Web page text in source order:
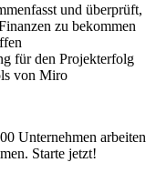
und überprüft,
zu bekommen
für den Projekterfolg
von Miro
Unternehmen arbeiten
Starte jetzt!